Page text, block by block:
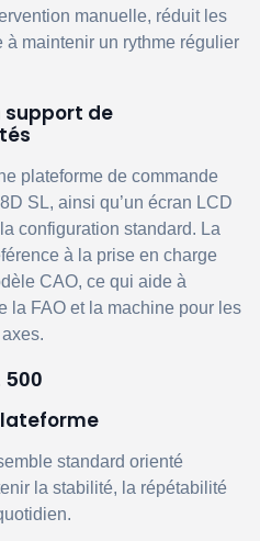
manuelle, réduit les
à maintenir un rythme régulier
support de
plateforme de commande
SL, ainsi qu’un écran LCD
configuration standard. La
à la prise en charge
CAO, ce qui aide à
la FAO et la machine pour les
standard orienté
la stabilité, la répétabilité